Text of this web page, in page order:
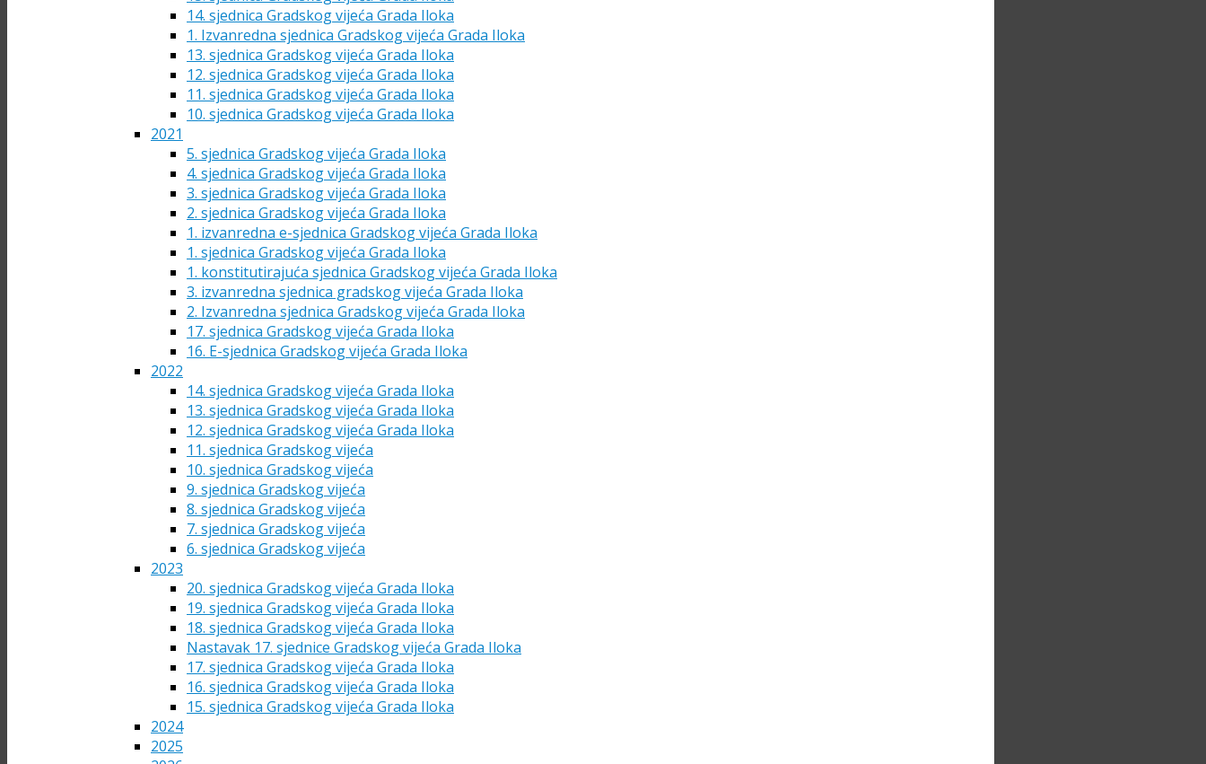
14. sjednica Gradskog vijeća Grada Iloka
1. Izvanredna sjednica Gradskog vijeća Grada Iloka
13. sjednica Gradskog vijeća Grada Iloka
12. sjednica Gradskog vijeća Grada Iloka
11. sjednica Gradskog vijeća Grada Iloka
10. sjednica Gradskog vijeća Grada Iloka
2021
5. sjednica Gradskog vijeća Grada Iloka
4. sjednica Gradskog vijeća Grada Iloka
3. sjednica Gradskog vijeća Grada Iloka
2. sjednica Gradskog vijeća Grada Iloka
1. izvanredna e-sjednica Gradskog vijeća Grada Iloka
1. sjednica Gradskog vijeća Grada Iloka
1. konstitutirajuća sjednica Gradskog vijeća Grada Iloka
3. izvanredna sjednica gradskog vijeća Grada Iloka
2. Izvanredna sjednica Gradskog vijeća Grada Iloka
17. sjednica Gradskog vijeća Grada Iloka
16. E-sjednica Gradskog vijeća Grada Iloka
2022
14. sjednica Gradskog vijeća Grada Iloka
13. sjednica Gradskog vijeća Grada Iloka
12. sjednica Gradskog vijeća Grada Iloka
11. sjednica Gradskog vijeća
10. sjednica Gradskog vijeća
9. sjednica Gradskog vijeća
8. sjednica Gradskog vijeća
7. sjednica Gradskog vijeća
6. sjednica Gradskog vijeća
2023
20. sjednica Gradskog vijeća Grada Iloka
19. sjednica Gradskog vijeća Grada Iloka
18. sjednica Gradskog vijeća Grada Iloka
Nastavak 17. sjednice Gradskog vijeća Grada Iloka
17. sjednica Gradskog vijeća Grada Iloka
16. sjednica Gradskog vijeća Grada Iloka
15. sjednica Gradskog vijeća Grada Iloka
2024
2025